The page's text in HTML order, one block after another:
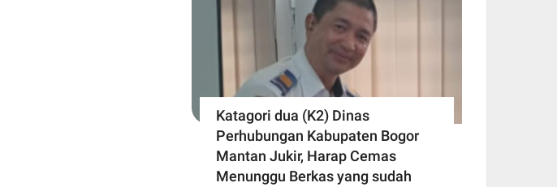
Katagori dua (K2) Dinas
Perhubungan Kabupaten Bogor
Mantan Jukir, Harap Cemas
Menunggu Berkas yang sudah